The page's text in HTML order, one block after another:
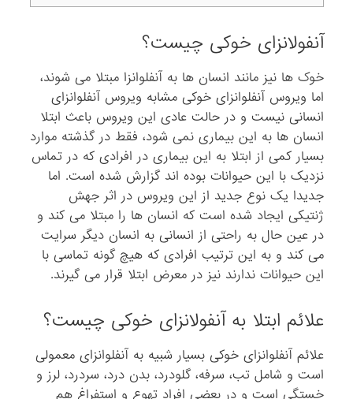
آنفولانزای خوکی چیست؟
خوک ها نیز مانند انسان ها به آنفلوانزا مبتلا می شوند،
اما ویروس آنفلوانزای خوکی مشابه ویروس آنفلوانزای
انسانی نیست و در حالت عادی این ویروس باعث ابتلا
انسان ها به این بیماری نمی شود، فقط در گذشته موارد
بسیار کمی از ابتلا به این بیماری در افرادی که در تماس
نزدیک با این حیوانات بوده اند گزارش شده است. اما
جدیدا یک نوع جدید از این ویروس در اثر جهش
ژنتیکی ایجاد شده است که انسان ها را مبتلا می کند و
در عین حال به راحتی از انسانی به انسان دیگر سرایت
می کند و به این ترتیب افرادی که هیچ گونه تماسی با
این حیوانات ندارند نیز در معرض ابتلا قرار می گیرند.
علائم ابتلا به آنفولانزای خوکی چیست؟
علائم آنفلوانزای خوکی بسیار شبیه به آنفلوانزای معمولی
است و شامل تب، سرفه، گلودرد، بدن درد، سردرد، لرز و
خستگی است و در بعضی افراد تهوع و استفراغ هم